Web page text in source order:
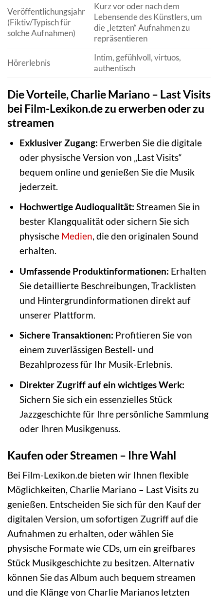
Veröffentlichungsjahr
(Fiktiv/Typisch für
solche Aufnahmen)
Kurz vor oder nach dem
Lebensende des Künstlers, um
die „letzten“ Aufnahmen zu
repräsentieren
Hörerlebnis
Intim, gefühlvoll, virtuos,
authentisch
Die Vorteile, Charlie Mariano – Last Visits
bei Film-Lexikon.de zu erwerben oder zu
streamen
Exklusiver Zugang: Erwerben Sie die digitale
oder physische Version von „Last Visits“
bequem online und genießen Sie die Musik
jederzeit.
Hochwertige Audioqualität: Streamen Sie in
bester Klangqualität oder sichern Sie sich
physische Medien, die den originalen Sound
erhalten.
Umfassende Produktinformationen: Erhalten
Sie detaillierte Beschreibungen, Tracklisten
und Hintergrundinformationen direkt auf
unserer Plattform.
Sichere Transaktionen: Profitieren Sie von
einem zuverlässigen Bestell- und
Bezahlprozess für Ihr Musik-Erlebnis.
Direkter Zugriff auf ein wichtiges Werk:
Sichern Sie sich ein essenzielles Stück
Jazzgeschichte für Ihre persönliche Sammlung
oder Ihren Musikgenuss.
Kaufen oder Streamen – Ihre Wahl
Bei Film-Lexikon.de bieten wir Ihnen flexible
Möglichkeiten, Charlie Mariano – Last Visits zu
genießen. Entscheiden Sie sich für den Kauf der
digitalen Version, um sofortigen Zugriff auf die
Aufnahmen zu erhalten, oder wählen Sie
physische Formate wie CDs, um ein greifbares
Stück Musikgeschichte zu besitzen. Alternativ
können Sie das Album auch bequem streamen
und die Klänge von Charlie Marianos letzten